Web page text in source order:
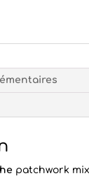
patchwork